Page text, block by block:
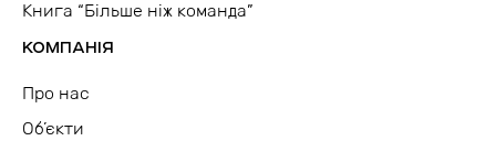
Книга “Більше ніж команда”
КОМПАНІЯ
Про нас
Об’єкти